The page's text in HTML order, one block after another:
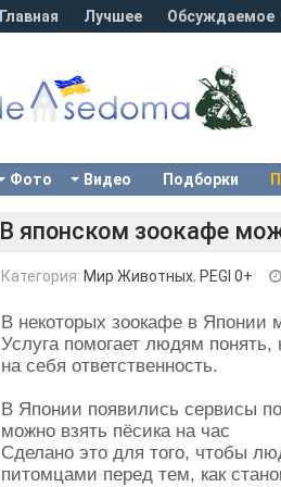
Главная Лучшее Обсуждаемое
Фото Видео Подборки
В японском зоокафе
Категория: Мир Животных, PEGI 0+
В некоторых зоокафе в Японии
Услуга помогает людям
на себя ответственность.
В Японии появились сервисы
можно взять пёсика на час
Сделано это для того, чтобы
питомцами перед тем, как